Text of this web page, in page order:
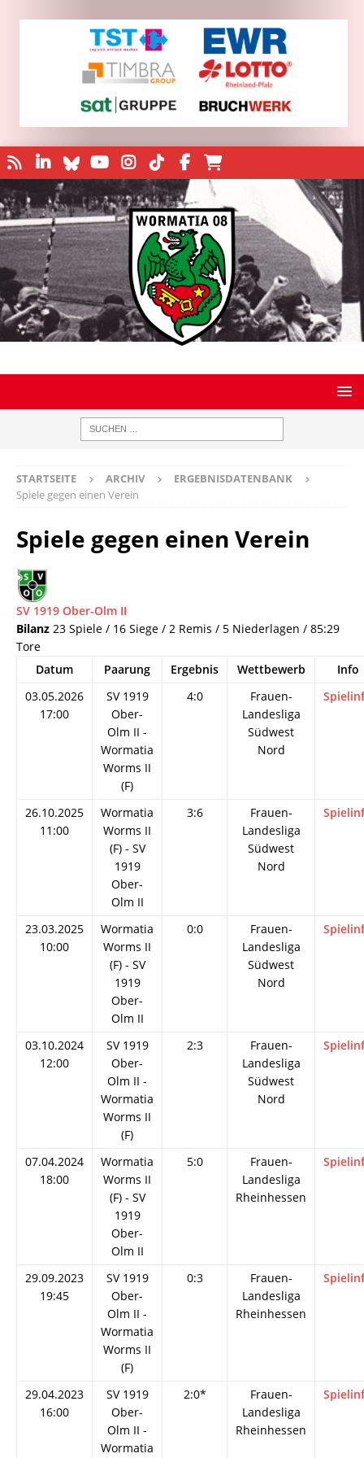
STARTSEITE ARCHIV
ERGEBNISDATENBANK
Spiele gegen einen Verein
Spiele gegen einen Verein
SV 1919 Ober-Olm II
Bilanz 23 Spiele / 16 Siege / 2 Remis / 5 Niederlagen / 85:29
Tore
Datum
Paarung Ergebnis Wettbewerb
Info
03.05.2026
17:00
SV 1919
Ober-
Olm II -
Wormatia
Worms II
(F)
4:0
Frauen-
Landesliga
Südwest
Nord
26.10.2025
11:00
Wormatia
Worms II
(F) - SV
1919
Ober-
Olm II
3:6
Frauen-
Landesliga
Südwest
Nord
23.03.2025
10:00
Wormatia
Worms II
(F) - SV
1919
Ober-
Olm II
0:0
Frauen-
Landesliga
Südwest
Nord
03.10.2024
12:00
SV 1919
Ober-
Olm II -
Wormatia
Worms II
(F)
2:3
Frauen-
Landesliga
Südwest
Nord
07.04.2024
18:00
Wormatia
Worms II
(F) - SV
1919
Ober-
Olm II
5:0
Frauen-
Landesliga
Rheinhessen
29.09.2023
19:45
SV 1919
Ober-
Olm II -
Wormatia
Worms II
(F)
0:3
Frauen-
Landesliga
Rheinhessen
29.04.2023
16:00
SV 1919
Ober-
Olm II -
Wormatia
2:0*
Frauen-
Landesliga
Rheinhessen